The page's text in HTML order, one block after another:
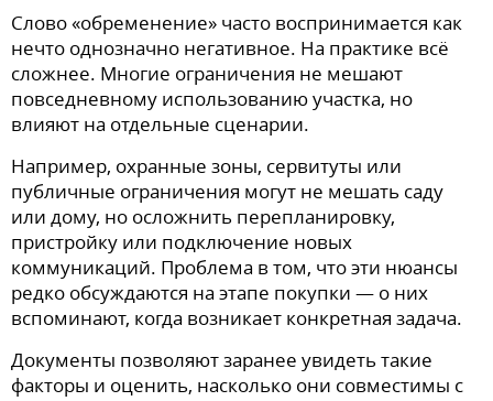
Слово «обременение» часто воспринимается как
нечто однозначно негативное. На практике всё
сложнее. Многие ограничения не мешают
повседневному использованию участка, но
влияют на отдельные сценарии.
Например, охранные зоны, сервитуты или
публичные ограничения могут не мешать саду
или дому, но осложнить перепланировку,
пристройку или подключение новых
коммуникаций. Проблема в том, что эти нюансы
редко обсуждаются на этапе покупки — о них
вспоминают, когда возникает конкретная задача.
Документы позволяют заранее увидеть такие
факторы и оценить, насколько они совместимы с